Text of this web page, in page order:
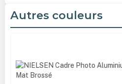
Autres couleurs